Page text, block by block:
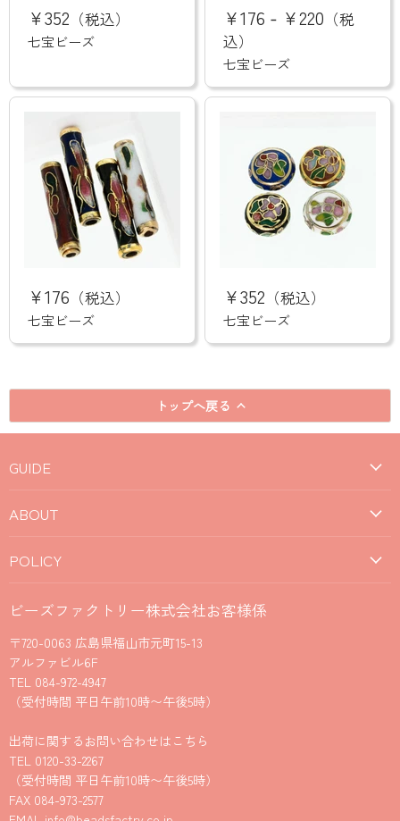
宝
ビ
ー
ズ
¥352 （税込）
七宝ビーズ
宝
ビ
ー
ズ
¥176 - ¥220 （税
込）
七宝ビーズ
宝
ビ
ー
ズ
¥176 （税込）
七宝ビーズ
宝
ビ
ー
ズ
¥352 （税込）
七宝ビーズ
トップへ戻る
GUIDE
ABOUT
POLICY
ビーズファクトリー株式会社お客様係
〒720-0063 広島県福山市元町15-13
アルファビル6F
TEL 084-972-4947
（受付時間 平日午前10時〜午後5時）
出荷に関するお問い合わせはこちら
TEL 0120-33-2267
（受付時間 平日午前10時〜午後5時）
FAX 084-973-2577